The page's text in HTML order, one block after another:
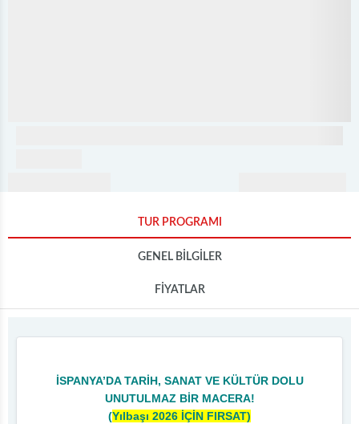
TUR PROGRAMI
GENEL BİLGİLER
FİYATLAR
İSPANYA’DA TARİH, SANAT VE KÜLTÜR DOLU
UNUTULMAZ BİR MACERA!
(Yılbaşı 2026 İÇİN FIRSAT)